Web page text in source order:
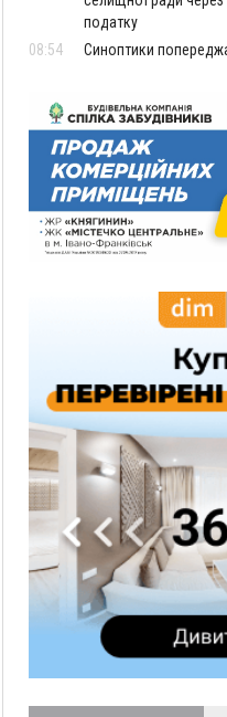
податку
08:54
Синоптики
08:45
Нафтогазову площу
Львівщини повторно
830 млн
Вчора
18:46 ФОТО У Польщі
могилою УПА
Сили оборони
Скарби Музею
побачать далеко за
Поблизу
втікав від поліції
16:27
На Прикарпатті
вогнепальної зброї:
одиниці
15:58
Понад 9 тис.
отримали
бакалаврат у ВНЗ
15:28
Кілька вулиць у
без газу
ФОТО
У Старуні
Не знає англійську
Франківець Лев
суддею
14:14
У Ворохті проведуть